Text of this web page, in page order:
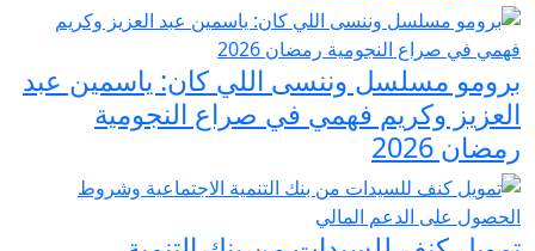
برومو مسلسل وننسى اللي كان: ياسمين عبد
العزيز وكريم فهمي في صراع النجومية
رمضان 2026